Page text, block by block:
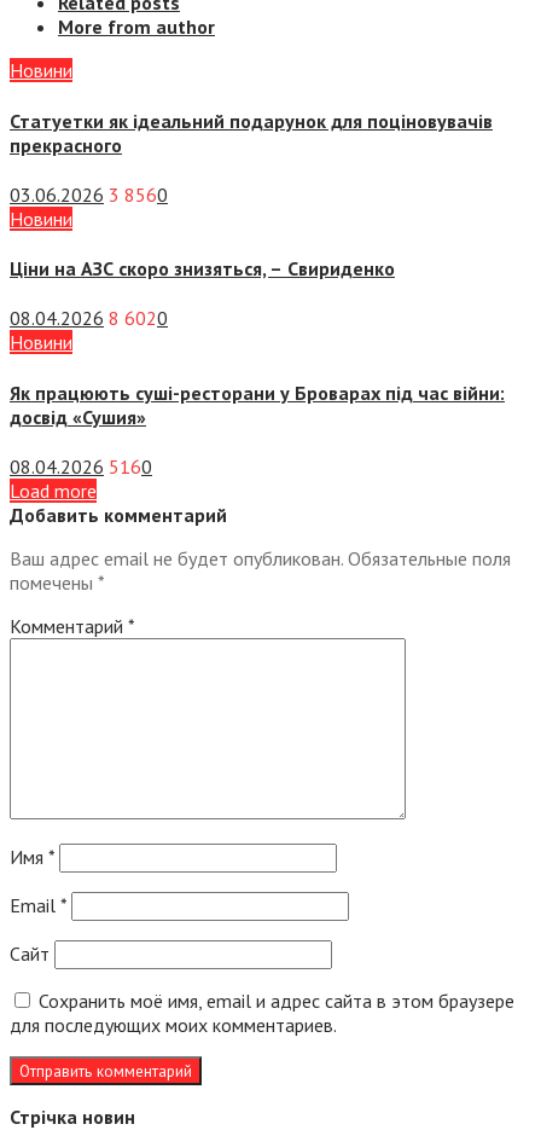
More from author
Новини
Статуетки як ідеальний подарунок для поціновувачів
прекрасного
03.06.2026 3 8560
Новини
Ціни на АЗС скоро знизяться, – Свириденко
08.04.2026 8 6020
Новини
Як працюють суші-ресторани у Броварах під час війни:
досвід «Сушия»
08.04.2026 5160
Load more
Добавить комментарий
Ваш адрес email не будет опубликован. Обязательные поля
помечены *
Комментарий *
Имя *
Email *
Сайт
Сохранить моё имя, email и адрес сайта в этом браузере
для последующих моих комментариев.
Стрічка новин